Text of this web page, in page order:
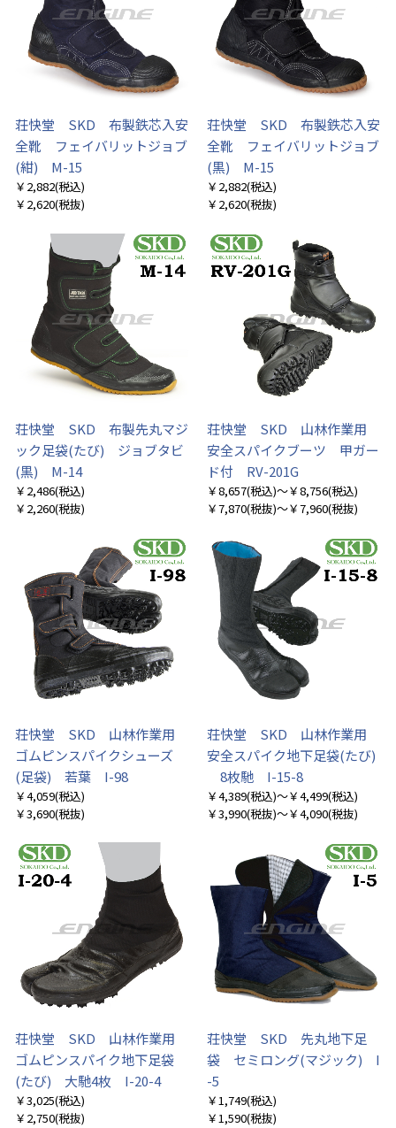
荘快堂 SKD 布製鉄芯入安
全靴 フェイバリットジョブ
(紺) M-15
￥2,882(税込)
￥2,620(税抜)
荘快堂 SKD 布製鉄芯入安
全靴 フェイバリットジョブ
(黒) M-15
￥2,882(税込)
￥2,620(税抜)
荘快堂 SKD 布製先丸マジ
ック足袋(たび) ジョブタビ
(黒) M-14
￥2,486(税込)
￥2,260(税抜)
荘快堂 SKD 山林作業用
安全スパイクブーツ 甲ガー
ド付 RV-201G
￥8,657(税込)～￥8,756(税込)
￥7,870(税抜)～￥7,960(税抜)
荘快堂 SKD 山林作業用
ゴムピンスパイクシューズ
(足袋) 若葉 I-98
￥4,059(税込)
￥3,690(税抜)
荘快堂 SKD 山林作業用
安全スパイク地下足袋(たび)
8枚馳 I-15-8
￥4,389(税込)～￥4,499(税込)
￥3,990(税抜)～￥4,090(税抜)
荘快堂 SKD 山林作業用
ゴムピンスパイク地下足袋
(たび) 大馳4枚 I-20-4
￥3,025(税込)
￥2,750(税抜)
荘快堂 SKD 先丸地下足
袋 セミロング(マジック) I
-5
￥1,749(税込)
￥1,590(税抜)